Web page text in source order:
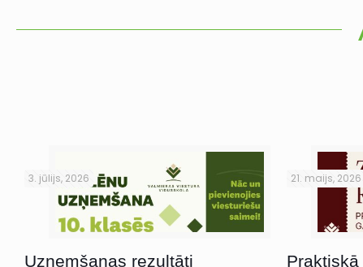
3. jūlijs, 2026
Uzņemšanas rezultāti
21. maijs, 2026